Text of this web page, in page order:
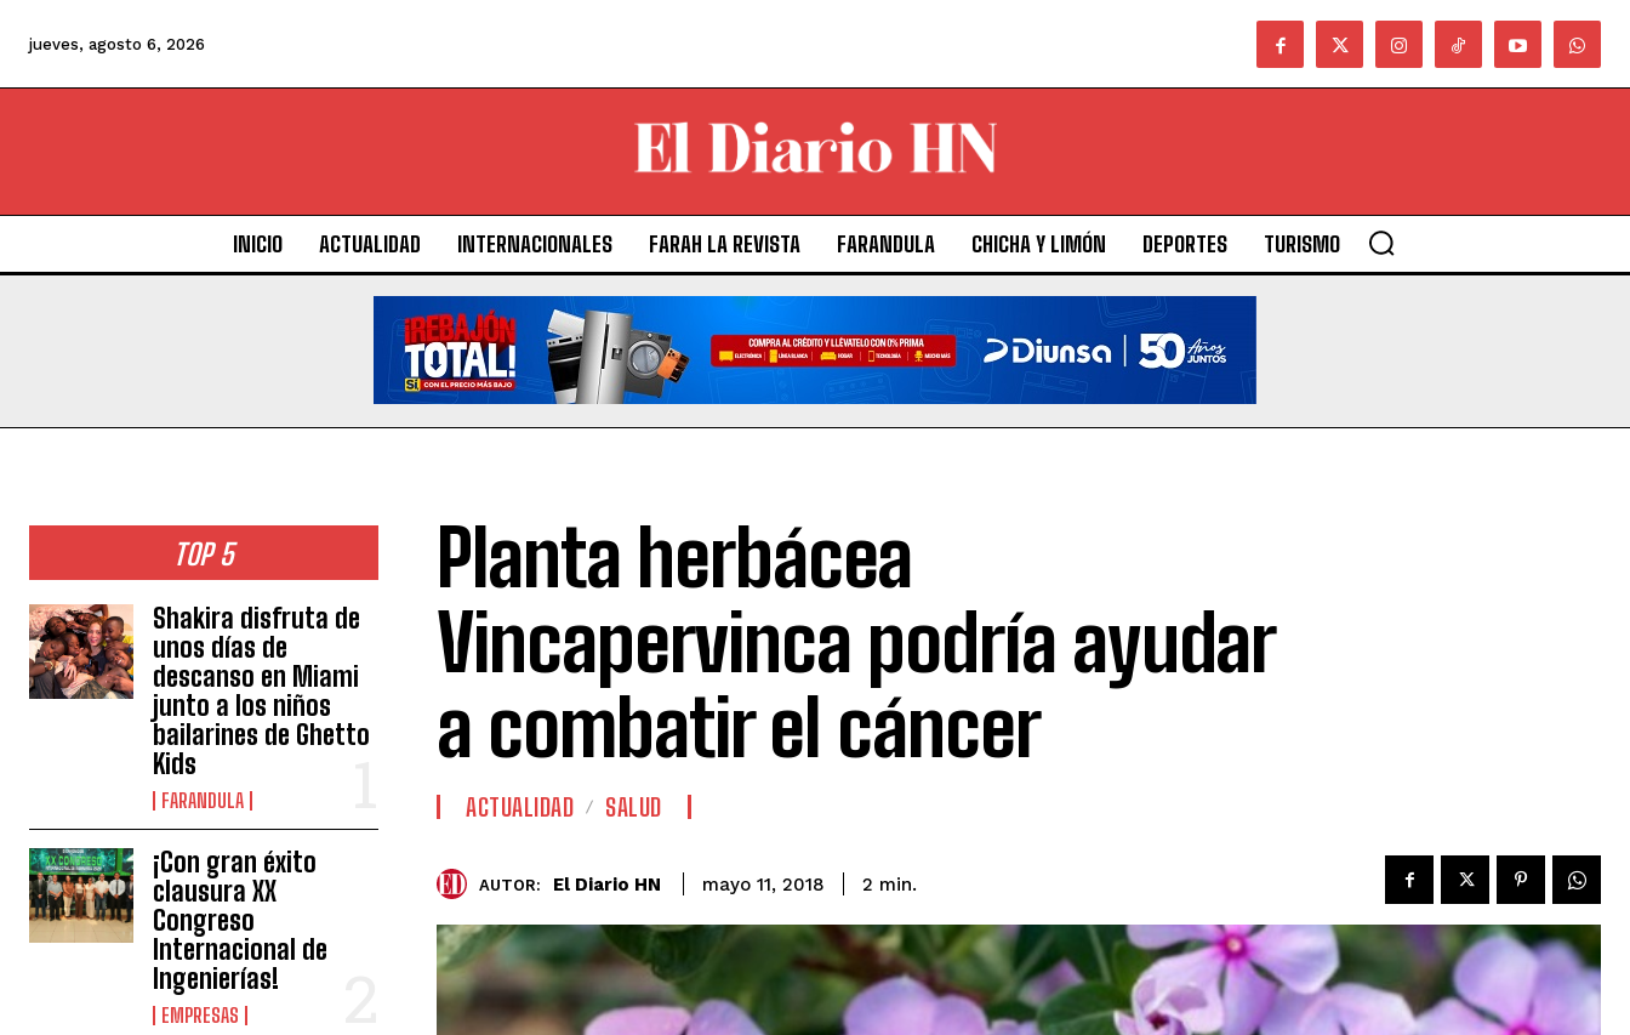
jueves, agosto 6, 2026
INICIO ACTUALIDAD INTERNACIONALES FARAH LA REVISTA FARANDULA CHICHA Y LIMÓN DEPORTES TURISMO
TOP 5
Shakira disfruta de
unos días de
descanso en Miami
junto a los niños
bailarines de Ghetto
Kids
FARANDULA
¡Con gran éxito
clausura XX
Congreso
Internacional de
Ingenierías!
EMPRESAS
Planta herbácea
Vincapervinca podría ayudar
a combatir el cáncer
ACTUALIDAD SALUD
AUTOR: El Diario HN mayo 11, 2018 2 min.